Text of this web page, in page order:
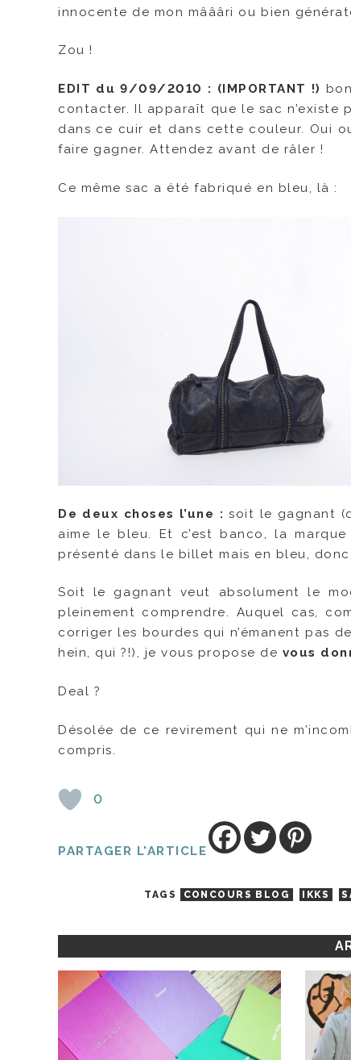
innocente de mon mâââri ou bien
Zou !
EDIT du 9/09/2010 : (IMPORTANT !)
contacter. Il apparaît que le sac n’existe
dans ce cuir et dans cette couleur. Oui
faire gagner. Attendez avant de râler !
Ce même sac a été fabriqué en bleu, là :
De deux choses l’une : soit le gagnant
aime le bleu. Et c’est banco, la
présenté dans le billet mais en bleu, donc.
Soit le gagnant veut absolument le
pleinement comprendre. Auquel cas,
corriger les bourdes qui n’émanent pas
hein, qui ?!), je vous propose de vous
Deal ?
Désolée de ce revirement qui ne
compris.
0
PARTAGER L'ARTICLE
TAGS CONCOURS BLOG IKKS